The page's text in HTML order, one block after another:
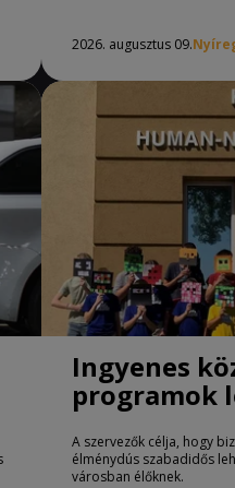
2026. augusztus 09.
Ingyenes
programok
A szervezők célja, hogy
élménydús szabadidős
városban élőknek.